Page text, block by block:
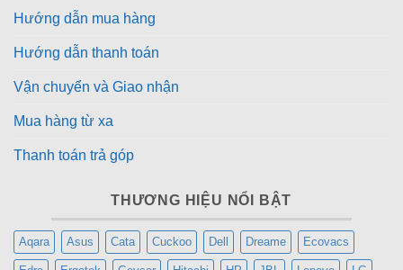
Hướng dẫn mua hàng
Hướng dẫn thanh toán
Vận chuyển và Giao nhận
Mua hàng từ xa
Thanh toán trả góp
THƯƠNG HIỆU NỔI BẬT
Aqara Asus Cata Cuckoo Dell Dreame Ecovacs